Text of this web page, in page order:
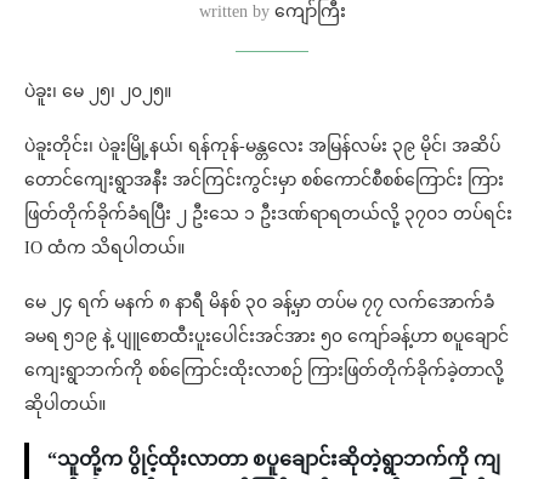
written by ကျော်ကြီး
ပဲခူး၊ မေ ၂၅၊ ၂၀၂၅။
ပဲခူးတိုင်း၊ ပဲခူးမြို့နယ်၊ ရန်ကုန်-မန္တလေး အမြန်လမ်း ၃၉ မိုင်၊ အဆိပ်
တောင်ကျေးရွာအနီး အင်ကြင်းကွင်းမှာ စစ်ကောင်စီစစ်ကြောင်း ကြား
ဖြတ်တိုက်ခိုက်ခံရပြီး ၂ ဦးသေ ၁ ဦးဒဏ်ရာရတယ်လို့ ၃၇၀၁ တပ်ရင်း
IO ထံက သိရပါတယ်။
မေ ၂၄ ရက် မနက် ၈ နာရီ မိနစ် ၃၀ ခန့်မှာ တပ်မ ၇၇ လက်အောက်ခံ
ခမရ ၅၁၉ နဲ့ ပျူစောထီးပူးပေါင်းအင်အား ၅၀ ကျော်ခန့်ဟာ စပူချောင်
ကျေးရွာဘက်ကို စစ်ကြောင်းထိုးလာစဉ် ကြားဖြတ်တိုက်ခိုက်ခဲ့တာလို့
ဆိုပါတယ်။
“သူတို့က ပွိုင့်ထိုးလာတာ စပူချောင်းဆိုတဲ့ရွာဘက်ကို ကျ